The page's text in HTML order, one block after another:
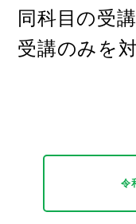
同科目の受
受講のみを
令